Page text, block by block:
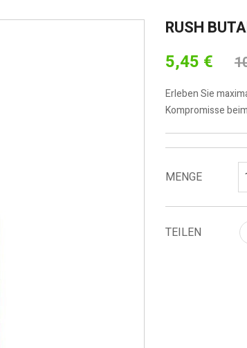
RUSH
5,45 €
Erleben Sie
Kompromisse
MENGE
TEILEN